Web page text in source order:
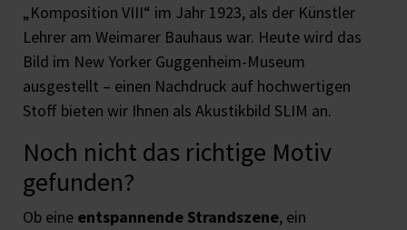
„Komposition VIII“ im Jahr 1923, als der Künstler
Lehrer am Weimarer Bauhaus war. Heute wird das
Bild im New Yorker Guggenheim-Museum
ausgestellt – einen Nachdruck auf hochwertigen
Stoff bieten wir Ihnen als Akustikbild SLIM an.
Noch nicht das richtige Motiv
gefunden?
Ob eine entspannende Strandszene, ein